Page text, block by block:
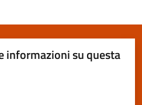
informazioni su questa